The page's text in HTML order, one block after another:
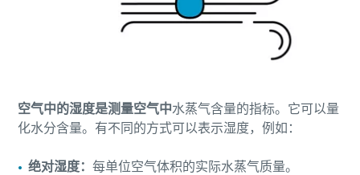
空气中的湿度是测量空气中水蒸气含量的指标。它可以量
化水分含量。有不同的方式可以表示湿度，例如：
绝对湿度：每单位空气体积的实际水蒸气质量。